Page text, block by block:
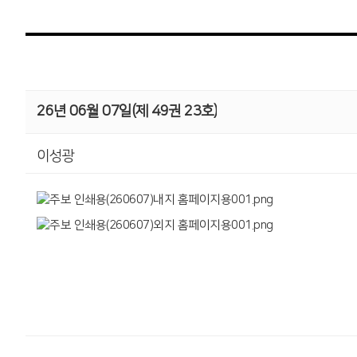
26년 06월 07일(제 49권 23호)
이성광